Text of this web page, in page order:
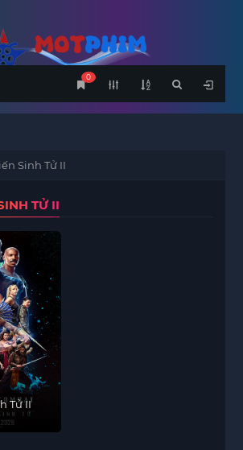
0
Sinh Tử II
TỬ II
Tử II